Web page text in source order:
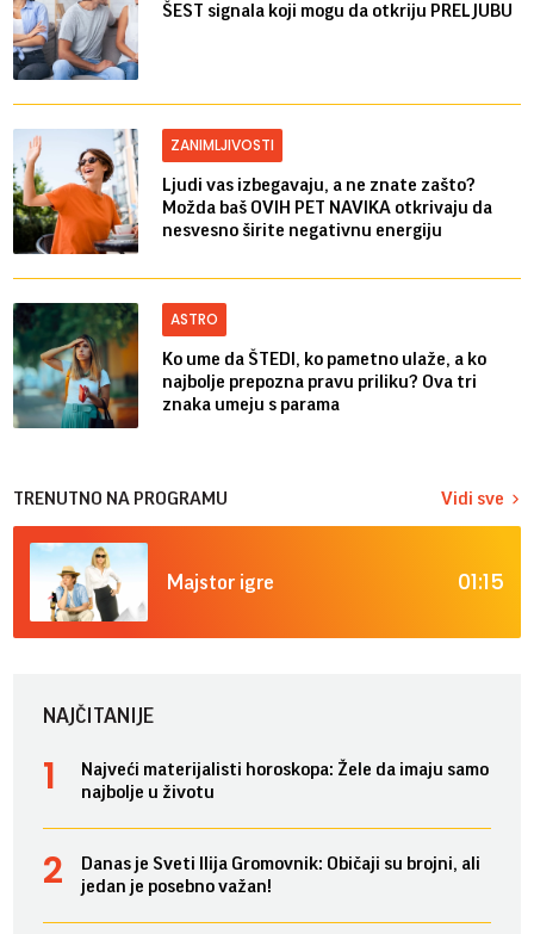
ŠEST signala koji mogu da otkriju PRELJUBU
ZANIMLJIVOSTI
Ljudi vas izbegavaju, a ne znate zašto?
Možda baš OVIH PET NAVIKA otkrivaju da
nesvesno širite negativnu energiju
ASTRO
Ko ume da ŠTEDI, ko pametno ulaže, a ko
najbolje prepozna pravu priliku? Ova tri
znaka umeju s parama
TRENUTNO NA PROGRAMU Vidi sve
Majstor igre 01:15
NAJČITANIJE
Najveći materijalisti horoskopa: Žele da imaju samo
najbolje u životu
Danas je Sveti Ilija Gromovnik: Običaji su brojni, ali
jedan je posebno važan!